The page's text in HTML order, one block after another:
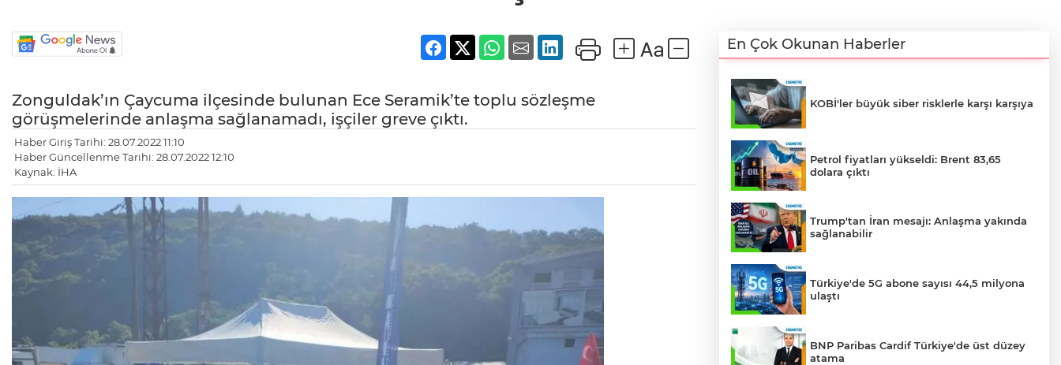
Zonguldak’ın Çaycuma ilçesinde bulunan Ece Seramik’te toplu sözleşme
görüşmelerinde anlaşma sağlanamadı, işçiler greve çıktı.
Haber Giriş Tarihi: 28.07.2022 11:10
Haber Güncellenme Tarihi: 28.07.2022 12:10
Kaynak: İHA
En Çok Okunan Haberler
KOBİ'ler büyük siber risklerle karşı karşıya
Petrol fiyatları yükseldi: Brent 83,65
dolara çıktı
Trump'tan İran mesajı: Anlaşma yakında
sağlanabilir
Türkiye'de 5G abone sayısı 44,5 milyona
ulaştı
BNP Paribas Cardif Türkiye'de üst düzey
atama